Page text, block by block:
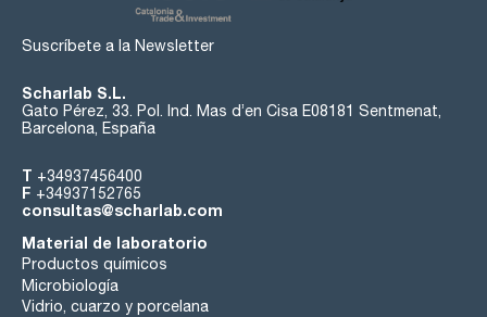
Suscríbete a la Newsletter
Scharlab S.L.
Gato Pérez, 33. Pol. Ind. Mas d’en Cisa E08181 Sentmenat,
Barcelona, España
T +34937456400
F +34937152765
consultas@scharlab.com
Material de laboratorio
Productos químicos
Microbiología
Vidrio, cuarzo y porcelana